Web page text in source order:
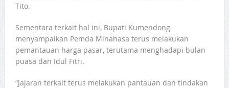
Tito.
Sementara terkait hal ini, Bupati Kumendong
menyampaikan Pemda Minahasa terus melakukan
pemantauan harga pasar, terutama menghadapi bulan
puasa dan Idul Fitri.
“Jajaran terkait terus melakukan pantauan dan tindakan